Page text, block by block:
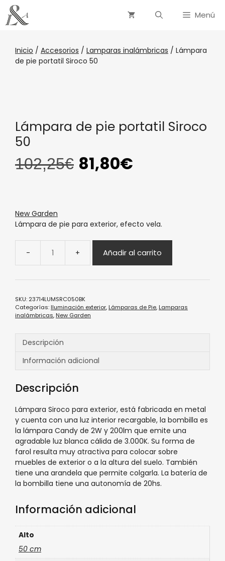
Menú
Inicio / Accesorios / Lamparas inalámbricas / Lámpara
de pie portatil Siroco 50
Lámpara de pie portatil Siroco
50
102,25€ 81,80€
New Garden
Lámpara de pie para exterior, efecto vela.
Añadir al carrito
SKU: 23714LUMSRC050BK
Categorías:Iluminación exterior,Lámparas de Pie,Lamparas
inalámbricas,New Garden
Descripción
Información adicional
Descripción
Lámpara Siroco para exterior, está fabricada en metal
y cuenta con una luz interior recargable, la bombilla es
la lámpara Candy de 2W y 200lm que emite una
agradable luz blanca cálida de 3.000K. Su forma de
farol resulta muy atractiva para colocar sobre
muebles de exterior o a la altura del suelo. También
tiene una arandela que permite colgarla. La batería de
la bombilla tiene una autonomía de 20hs.
Información adicional
Alto
50 cm